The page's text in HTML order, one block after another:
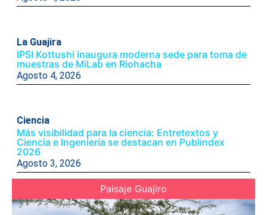
La Guajira
IPSI Kottushi inaugura moderna sede para toma de
muestras de MiLab en Riohacha
Agosto 4, 2026
Ciencia
Más visibilidad para la ciencia: Entretextos y
Ciencia e Ingeniería se destacan en Publindex
2026
Agosto 3, 2026
Paisaje Guajiro